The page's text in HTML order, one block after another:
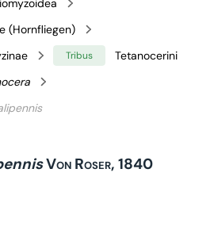
(Hornfliegen)
Tribus Tetanocerini
Von Roser, 1840